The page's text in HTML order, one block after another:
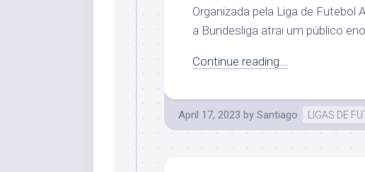
Organizada pela Liga de Futebol
a Bundesliga atrai um público
Continue reading...
April 17, 2023 by Santiago LIGAS DE